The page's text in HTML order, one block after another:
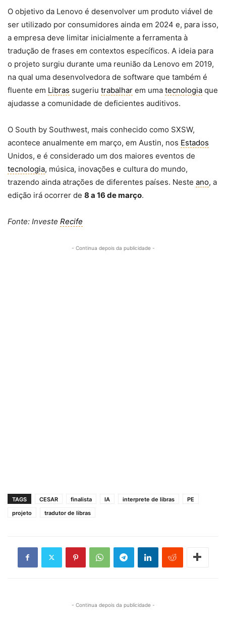
O objetivo da Lenovo é desenvolver um produto viável de
ser utilizado por consumidores ainda em 2024 e, para isso,
a empresa deve limitar inicialmente a ferramenta à
tradução de frases em contextos específicos. A ideia para
o projeto surgiu durante uma reunião da Lenovo em 2019,
na qual uma desenvolvedora de software que também é
fluente em Libras sugeriu trabalhar em uma tecnologia que
ajudasse a comunidade de deficientes auditivos.
O South by Southwest, mais conhecido como SXSW,
acontece anualmente em março, em Austin, nos Estados
Unidos, e é considerado um dos maiores eventos de
tecnologia, música, inovações e cultura do mundo,
trazendo ainda atrações de diferentes países. Neste ano, a
edição irá ocorrer de 8 a 16 de março.
Fonte: Investe Recife
- Continua depois da publicidade -
TAGS CESAR finalista IA interprete de libras
PE
projeto
tradutor de libras
- Continua depois da publicidade -